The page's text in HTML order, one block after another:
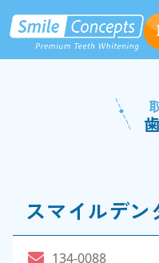
スマイルデン
134-0088